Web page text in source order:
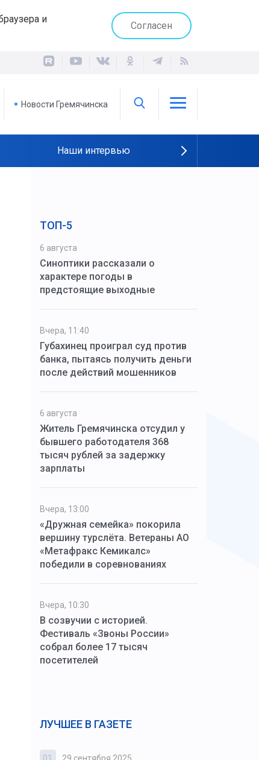
и
Согласен
Новости Гремячинска
Наши интервью
ТОП-5
6 августа
Синоптики рассказали о
характере погоды в
предстоящие выходные
Вчера, 11:40
Губахинец проиграл суд против
банка, пытаясь получить деньги
после действий мошенников
6 августа
Житель Гремячинска отсудил у
бывшего работодателя 368
тысяч рублей за задержку
зарплаты
Вчера, 13:00
«Дружная семейка» покорила
вершину турслёта. Ветераны АО
«Метафракс Кемикалс»
победили в соревнованиях
Вчера, 10:30
В созвучии с историей.
Фестиваль «Звоны России»
собрал более 17 тысяч
посетителей
ЛУЧШЕЕ В ГАЗЕТЕ
01 29 сентября 2025